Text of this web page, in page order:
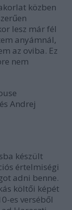
közben
lesz már fél
anyámnál,
az oviba. Ez
nem
Andrej
készült
értelmiségi
adni benne.
költői képét
es verséből